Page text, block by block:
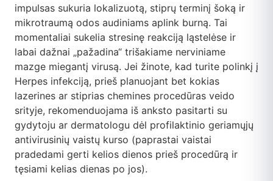
impulsas sukuria lokalizuotą, stiprų terminį šoką ir
mikrotraumą odos audiniams aplink burną. Tai
momentaliai sukelia stresinę reakciją ląstelėse ir
labai dažnai „pažadina“ trišakiame nerviniame
mazge miegantį virusą. Jei žinote, kad turite polinkį į
Herpes infekciją, prieš planuojant bet kokias
lazerines ar stiprias chemines procedūras veido
srityje, rekomenduojama iš anksto pasitarti su
gydytoju ar dermatologu dėl profilaktinio geriamųjų
antivirusinių vaistų kurso (paprastai vaistai
pradedami gerti kelios dienos prieš procedūrą ir
tęsiami kelias dienas po jos).